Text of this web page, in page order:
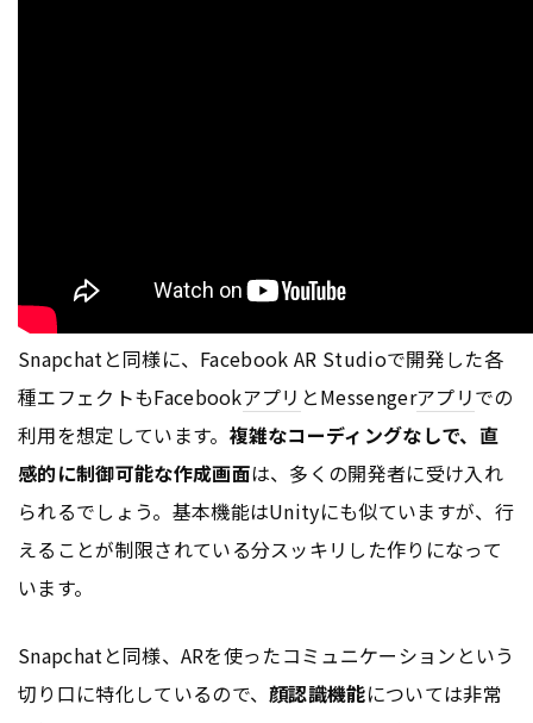
Snapchatと同様に、Facebook AR Studioで開発した各
種エフェクトもFacebookアプリ とMessengerアプリでの
利用を想定しています。 複雑なコーディングなしで、直
感的に制御可能な作成画面は、多くの開発者に受け入れ
られるでしょう。基本機能はUnityにも似ていますが、行
えることが制限されている分スッキリした作りになって
います。
Snapchatと同様、ARを使ったコミュニケーションという
切り口に特化しているので、顔認識機能については非常